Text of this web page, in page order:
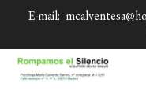
E-mail: